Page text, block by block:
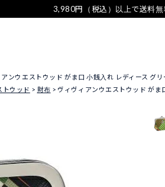
3,980円（税込）以上で送料
アンウエストウッド がま口 小銭入れ レディース
ウッド 財布 ヴィヴィアンウエストウッド が